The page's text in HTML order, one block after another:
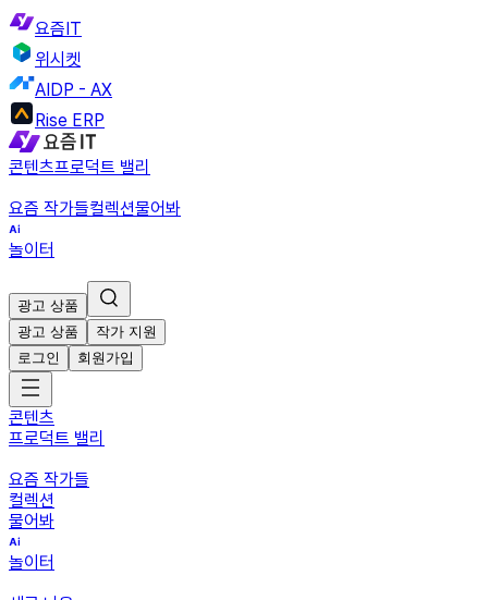
요즘IT
위시켓
AIDP - AX
Rise ERP
콘텐츠프로덕트 밸리
요즘 작가들컬렉션물어봐
놀이터
광고 상품
광고 상품
작가 지원
로그인
회원가입
콘텐츠
프로덕트 밸리
요즘 작가들
컬렉션
물어봐
놀이터